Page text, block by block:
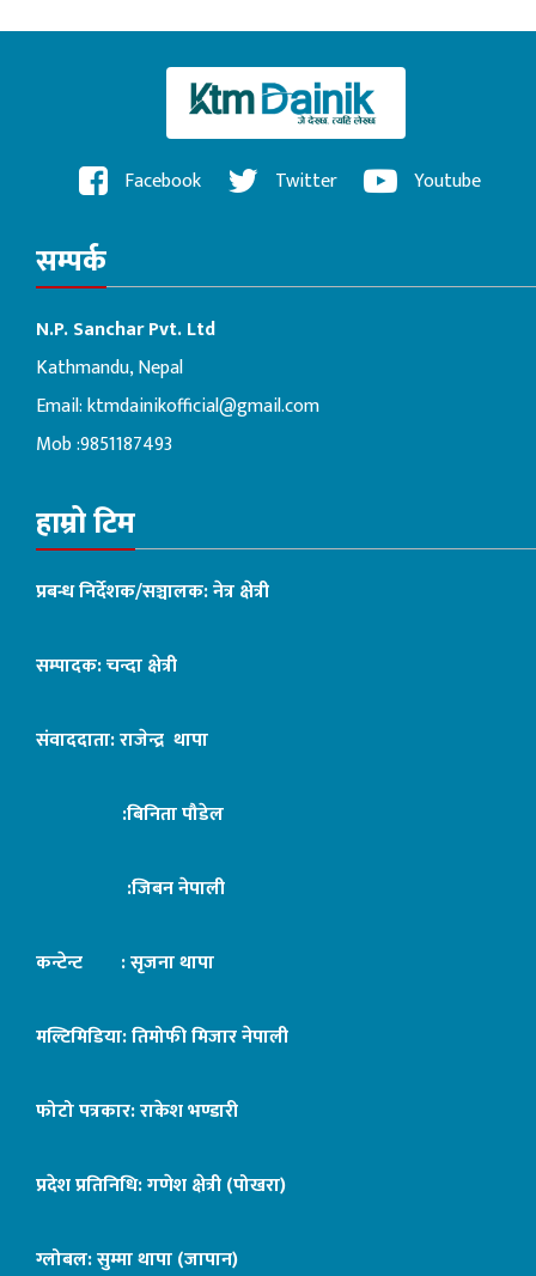
Facebook Twitter Youtube
सम्पर्क
N.P. Sanchar Pvt. Ltd
Kathmandu, Nepal
Email:ktmdainikofficial@gmail.com
Mob :9851187493
हाम्रो टिम
प्रबन्ध निर्देशक/सञ्चालक: नेत्र क्षेत्री
सम्पादक: चन्दा क्षेत्री
संवाददाता: राजेन्द्र थापा
:बिनिता पौडेल
:जिबन नेपाली
कन्टेन्ट : सृजना थापा
मल्टिमिडिया: तिमोफी मिजार नेपाली
फोटो पत्रकार: राकेश भण्डारी
प्रदेश प्रतिनिधि: गणेश क्षेत्री (पोखरा)
ग्लोबल: सुम्मा थापा (जापान)